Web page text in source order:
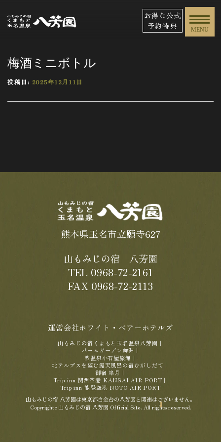
お得な公式
予約特典
MENU
梅酒ミニボトル
投稿日: 2025年12月11日
熊本県玉名市立願寺627
山もみじの宿 八芳園
TEL 0968-72-2161
FAX 0968-72-2113
運営会社ホワイト・ベアーホテルズ
山もみじの宿くまもと玉名温泉八芳園 ｜
パームガーデン舞洲 ｜
渋温泉小石屋旅館 ｜
北アルプスを望む露天風呂の宿ひがしだて ｜
御宿 皐月 ｜
Trip inn 関西空港 KANSAI AIR PORT ｜
Trip inn 能登空港 NOTO AIR PORT
山もみじの宿 八芳園は東京都白金台の八芳園と関連はございません。
Copyrightc 山もみじの宿 八芳園 Official Site. All rights reserved.